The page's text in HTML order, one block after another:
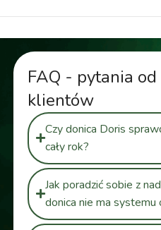
FAQ - pytania od
klientów
Czy donica Doris
cały rok?
Jak poradzić sobie z
donica nie ma systemu